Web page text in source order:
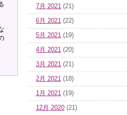
7月 2021 (21)
6月 2021 (22)
5月 2021 (19)
4月 2021 (20)
3月 2021 (21)
2月 2021 (18)
1月 2021 (19)
12月 2020 (21)